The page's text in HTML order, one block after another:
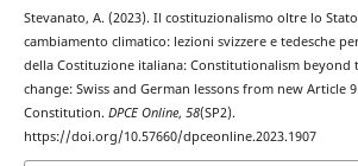
Stevanato, A. (2023). Il costituzionalismo oltre lo
cambiamento climatico: lezioni svizzere e tedesche
della Costituzione italiana: Constitutionalism beyond
change: Swiss and German lessons from new Article
Constitution. DPCE Online, 58(SP2).
https://doi.org/10.57660/dpceonline.2023.1907